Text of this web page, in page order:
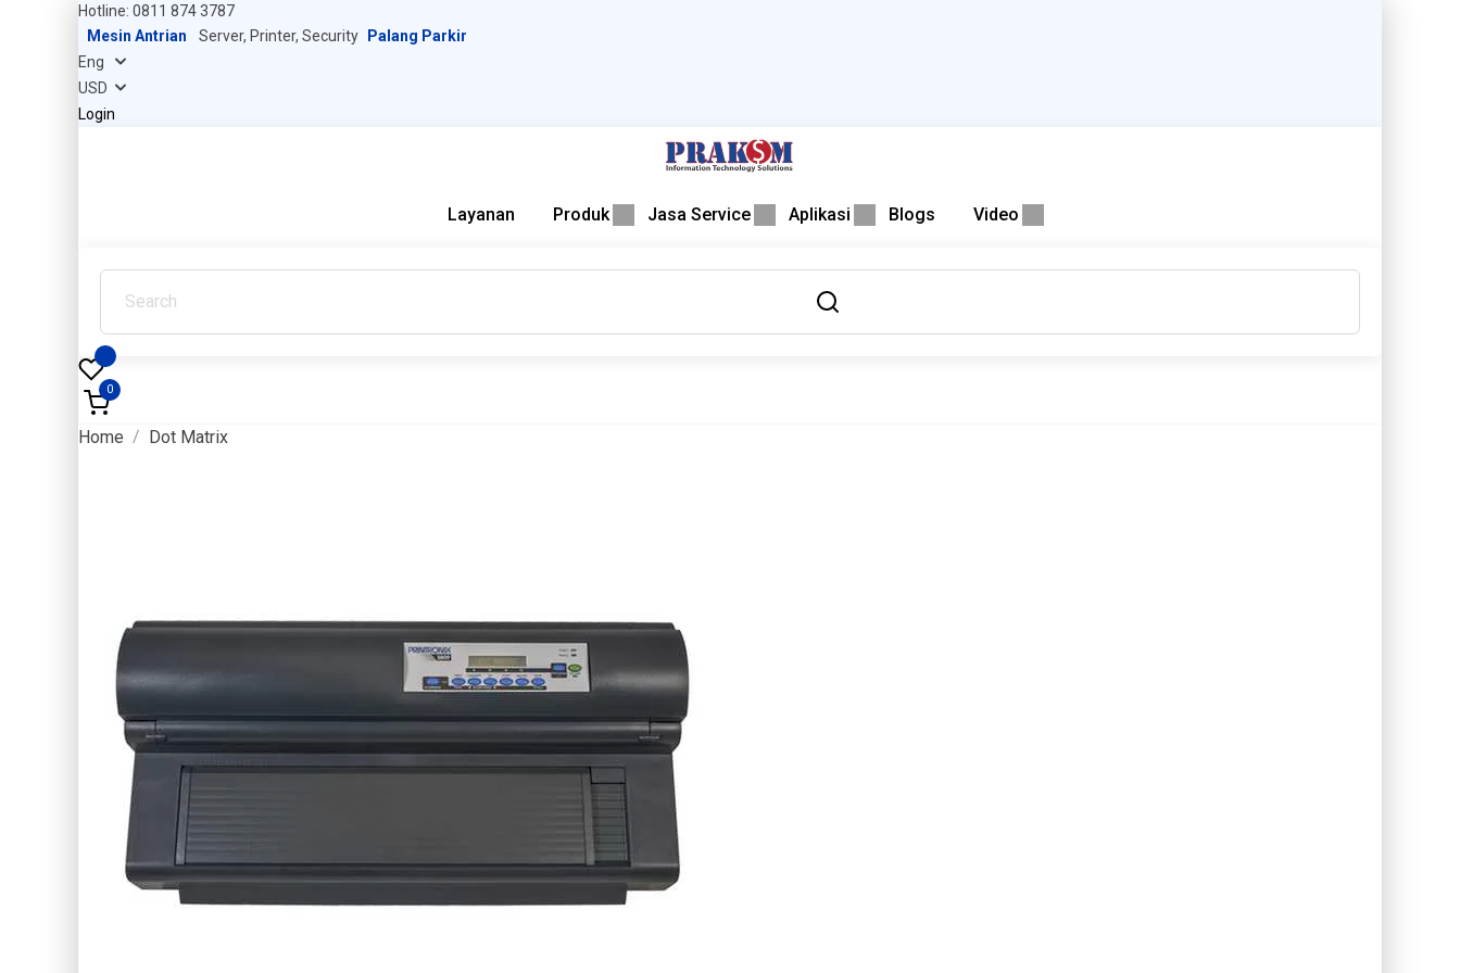
Hotline: 0811 874 3787
Mesin Antrian
Server, Printer, Security Palang Parkir
Login
Layanan Produk Jasa Service Aplikasi Blogs Video
0
Home Dot Matrix